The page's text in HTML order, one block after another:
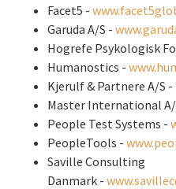
Facet5 -
Garuda A/S -
Hogrefe Psykologisk
Humanostics -
Kjerulf & Partnere A/S -
Master International A/
People Test Systems -
PeopleTools -
Saville Consulting
Danmark -